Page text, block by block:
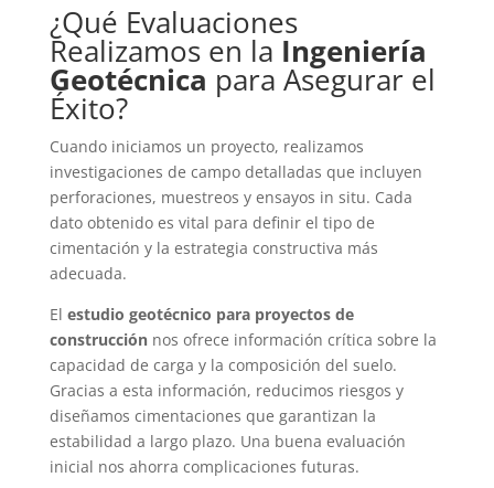
¿Qué Evaluaciones
Realizamos en la Ingeniería
Geotécnica para Asegurar el
Éxito?
Cuando iniciamos un proyecto, realizamos
investigaciones de campo detalladas que incluyen
perforaciones, muestreos y ensayos in situ. Cada
dato obtenido es vital para definir el tipo de
cimentación y la estrategia constructiva más
adecuada.
El estudio geotécnico para proyectos de
construcciónnos ofrece información crítica sobre la
capacidad de carga y la composición del suelo.
Gracias a esta información, reducimos riesgos y
diseñamos cimentaciones que garantizan la
estabilidad a largo plazo. Una buena evaluación
inicial nos ahorra complicaciones futuras.